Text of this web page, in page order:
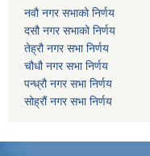
नवौ नगर सभाको निर्णय
दसौ नगर सभाको निर्णय
तेह्रौ नगर सभा निर्णय
चौधौ नगर सभा निर्णय
पन्ध्रौ नगर सभा निर्णय
सोह्रौं नगर सभा निर्णय